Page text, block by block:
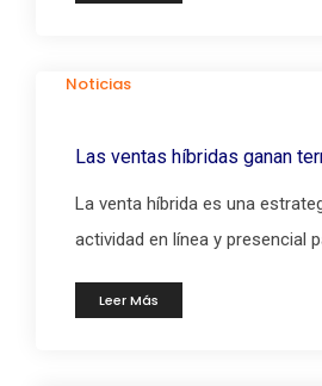
Noticias
Las ventas híbridas ganan
La venta híbrida es una
actividad en línea y presencial
Leer Más